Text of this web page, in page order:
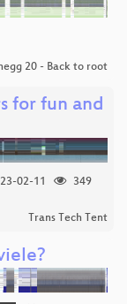
20 - Back to root
for fun and
02-11
349
Trans Tech Tent